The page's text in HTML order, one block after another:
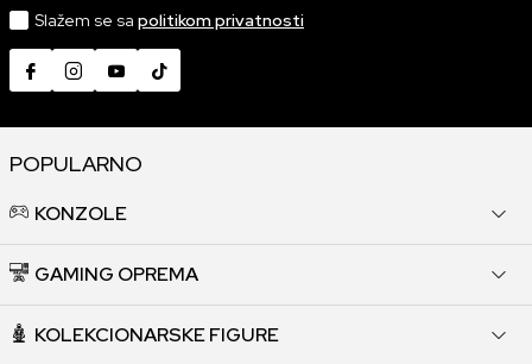
Slažem se sa politikom privatnosti
POPULARNO
KONZOLE
GAMING OPREMA
KOLEKCIONARSKE FIGURE